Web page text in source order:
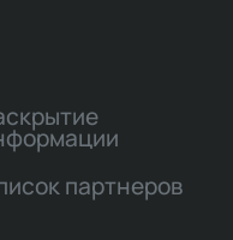
партнеров